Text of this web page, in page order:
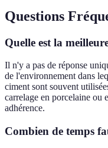
Questions
Quelle est la
Il n'y a pas de réponse
de l'environnement dans
ciment sont souvent
carrelage en porcelaine ou
adhérence.
Combien de temps